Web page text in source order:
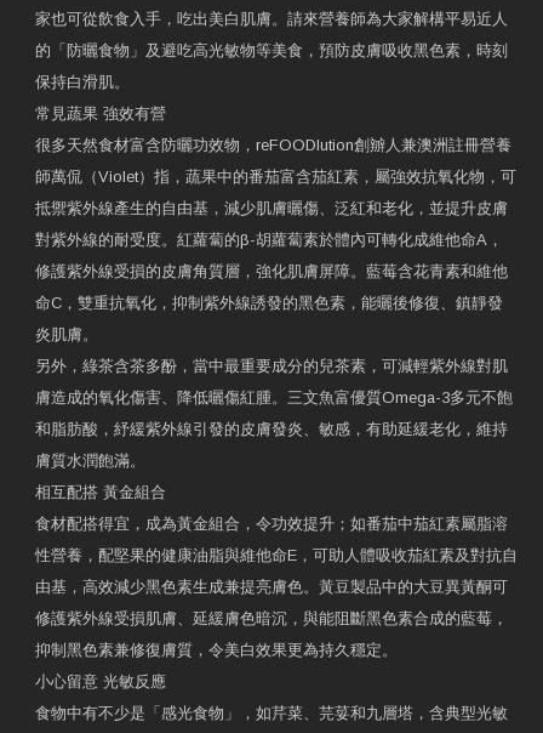
家也可從飲食入手，吃出美白肌膚。請來營養師為大家解構平易近人
的「防曬食物」及避吃高光敏物等美食，預防皮膚吸收黑色素，時刻
保持白滑肌。
常見蔬果 強效有營
很多天然食材富含防曬功效物，reFOODlution創辧人兼澳洲註冊營養
師萬侃（Violet）指，蔬果中的番茄富含茄紅素，屬強效抗氧化物，可
抵禦紫外線產生的自由基，減少肌膚曬傷、泛紅和老化，並提升皮膚
對紫外線的耐受度。紅蘿蔔的β-胡蘿蔔素於體內可轉化成維他命A，
修護紫外線受損的皮膚角質層，強化肌膚屏障。藍莓含花青素和維他
命C，雙重抗氧化，抑制紫外線誘發的黑色素，能曬後修復、鎮靜發
炎肌膚。
另外，綠茶含茶多酚，當中最重要成分的兒茶素，可減輕紫外線對肌
膚造成的氧化傷害、降低曬傷紅腫。三文魚富優質Omega-3多元不飽
和脂肪酸，紓緩紫外線引發的皮膚發炎、敏感，有助延緩老化，維持
膚質水潤飽滿。
相互配搭 黃金組合
食材配搭得宜，成為黃金組合，令功效提升；如番茄中茄紅素屬脂溶
性營養，配堅果的健康油脂與維他命E，可助人體吸收茄紅素及對抗自
由基，高效減少黑色素生成兼提亮膚色。黃豆製品中的大豆異黃酮可
修護紫外線受損肌膚、延緩膚色暗沉，與能阻斷黑色素合成的藍莓，
抑制黑色素兼修復膚質，令美白效果更為持久穩定。
小心留意 光敏反應
食物中有不少是「感光食物」，如芹菜、芫荽和九層塔，含典型光敏